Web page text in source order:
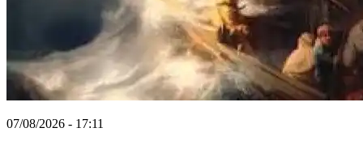
07/08/2026 - 17:11